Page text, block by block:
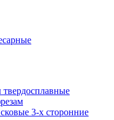
твердосплавные
3-х сторонние